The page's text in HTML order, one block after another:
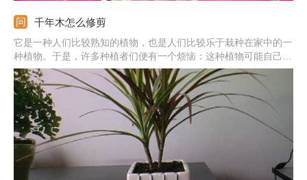
千年木怎么修剪
它是一种人们比较熟知的植物，也是人们比较乐于栽种在家中的一
种植物。于是，许多种植者们便有一个烦恼：这种植物可能自己生
长地旁逸斜出，到底应该怎么做才好呢？接下来就讨论一下这个问
题。